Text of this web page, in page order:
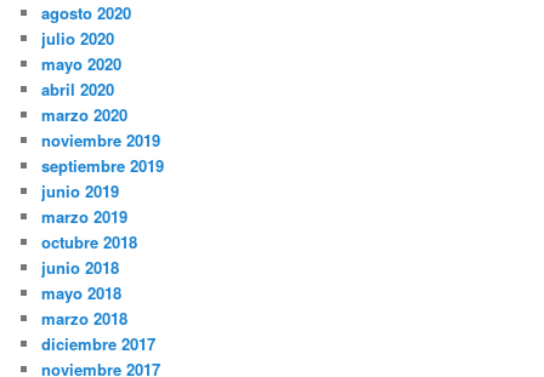
agosto 2020
julio 2020
mayo 2020
abril 2020
marzo 2020
noviembre 2019
septiembre 2019
junio 2019
marzo 2019
octubre 2018
junio 2018
mayo 2018
marzo 2018
diciembre 2017
noviembre 2017